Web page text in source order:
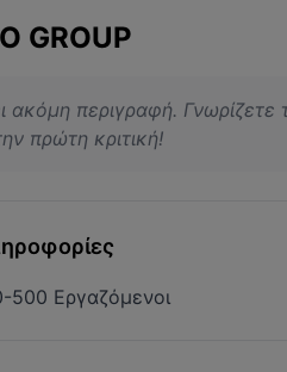
GROUP
ακόμη περιγραφή. Γνωρίζετε
πρώτη κριτική!
500 Εργαζόμενοι